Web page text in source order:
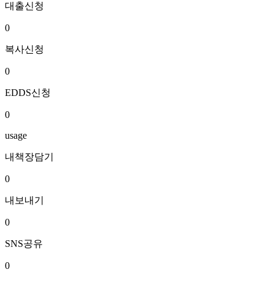
대출신청
0
복사신청
0
EDDS신청
0
usage
내책장담기
0
내보내기
0
SNS공유
0